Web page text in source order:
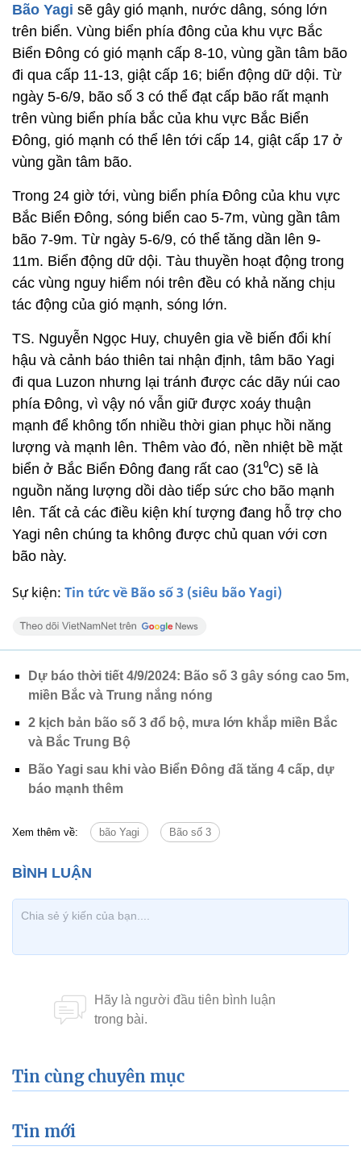
Sự kiện: Tin tức về Bão số 3 (siêu bão Yagi)
Bão Yagi sẽ gây gió mạnh, nước dâng, sóng lớn
trên biển. Vùng biển phía đông của khu vực Bắc
Biển Đông có gió mạnh cấp 8-10, vùng gần tâm bão
đi qua cấp 11-13, giật cấp 16; biển động dữ dội. Từ
ngày 5-6/9, bão số 3 có thể đạt cấp bão rất mạnh
trên vùng biển phía bắc của khu vực Bắc Biển
Đông, gió mạnh có thể lên tới cấp 14, giật cấp 17 ở
vùng gần tâm bão.
Trong 24 giờ tới, vùng biển phía Đông của khu vực
Bắc Biển Đông, sóng biển cao 5-7m, vùng gần tâm
bão 7-9m. Từ ngày 5-6/9, có thể tăng dần lên 9-
11m. Biển động dữ dội. Tàu thuyền hoạt động trong
các vùng nguy hiểm nói trên đều có khả năng chịu
tác động của gió mạnh, sóng lớn.
TS. Nguyễn Ngọc Huy, chuyên gia về biến đổi khí
hậu và cảnh báo thiên tai nhận định, tâm bão Yagi
đi qua Luzon nhưng lại tránh được các dãy núi cao
phía Đông, vì vậy nó vẫn giữ được xoáy thuận
mạnh để không tốn nhiều thời gian phục hồi năng
lượng và mạnh lên. Thêm vào đó, nền nhiệt bề mặt
biển ở Bắc Biển Đông đang rất cao (31⁰C) sẽ là
nguồn năng lượng dồi dào tiếp sức cho bão mạnh
lên. Tất cả các điều kiện khí tượng đang hỗ trợ cho
Yagi nên chúng ta không được chủ quan với cơn
bão này.
Dự báo thời tiết 4/9/2024: Bão số 3 gây sóng cao 5m,
miền Bắc và Trung nắng nóng
2 kịch bản bão số 3 đổ bộ, mưa lớn khắp miền Bắc
và Bắc Trung Bộ
Bão Yagi sau khi vào Biển Đông đã tăng 4 cấp, dự
báo mạnh thêm
Xem thêm về: bão Yagi Bão số 3
Tin cùng chuyên mục
Tin mới